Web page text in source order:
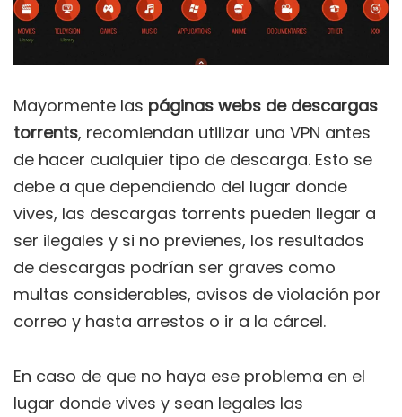
Mayormente las páginas webs de descargas
torrents, recomiendan utilizar una VPN antes
de hacer cualquier tipo de descarga. Esto se
debe a que dependiendo del lugar donde
vives, las descargas torrents pueden llegar a
ser ilegales y si no previenes, los resultados
de descargas podrían ser graves como
multas considerables, avisos de violación por
correo y hasta arrestos o ir a la cárcel.
En caso de que no haya ese problema en el
lugar donde vives y sean legales las